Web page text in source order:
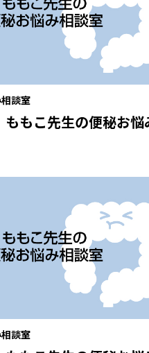
談室
ももこ先生の便秘お
談室